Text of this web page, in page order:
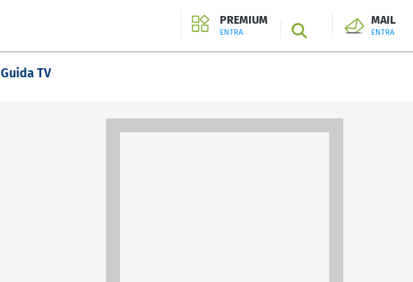
PREMIUM
ENTRA SEARCH
MAIL
ENTRA
Guida TV